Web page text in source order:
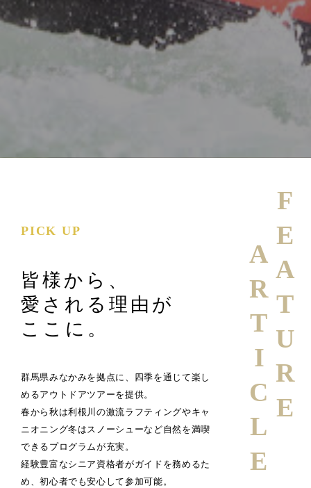
PICK UP
皆様から、
愛される理由が
ここに。
群馬県みなかみを拠点に、四季を通じて楽し
めるアウトドアツアーを提供。
春から秋は利根川の激流ラフティングやキャ
ニオニング冬はスノーシューなど自然を満喫
できるプログラムが充実。
経験豊富なシニア資格者がガイドを務めるた
め、初心者でも安心して参加可能。
FEATURE
ARTICLE